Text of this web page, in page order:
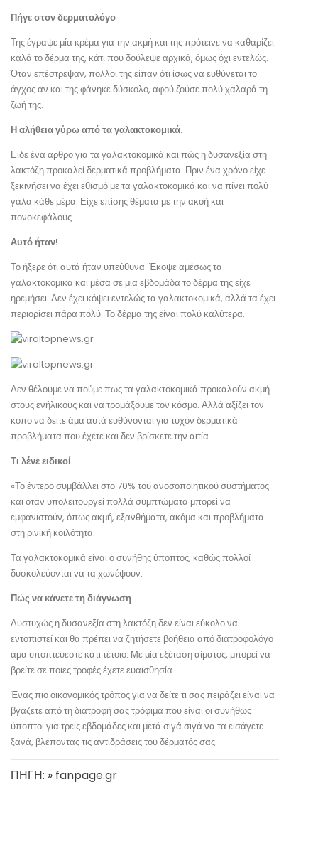
Πήγε στον δερματολόγο
Της έγραψε μία κρέμα για την ακμή και της πρότεινε να καθαρίζει
καλά το δέρμα της, κάτι που δούλεψε αρχικά, όμως όχι εντελώς.
Όταν επέστρεψαν, πολλοί της είπαν ότι ίσως να ευθύνεται το
άγχος αν και της φάνηκε δύσκολο, αφού ζούσε πολύ χαλαρά τη
ζωή της.
Η αλήθεια γύρω από τα γαλακτοκομικά.
Είδε ένα άρθρο για τα γαλακτοκομικά και πώς η δυσανεξία στη
λακτόζη προκαλεί δερματικά προβλήματα. Πριν ένα χρόνο είχε
ξεκινήσει να έχει εθισμό με τα γαλακτοκομικά και να πίνει πολύ
γάλα κάθε μέρα. Είχε επίσης θέματα με την ακοή και
πονοκεφάλους.
Αυτό ήταν!
Το ήξερε ότι αυτά ήταν υπεύθυνα. Έκοψε αμέσως τα
γαλακτοκομικά και μέσα σε μία εβδομάδα το δέρμα της είχε
ηρεμήσει. Δεν έχει κόψει εντελώς τα γαλακτοκομικά, αλλά τα έχει
περιορίσει πάρα πολύ. Το δέρμα της είναι πολύ καλύτερα.
Δεν θέλουμε να πούμε πως τα γαλακτοκομικά προκαλούν ακμή
στους ενήλικους και να τρομάξουμε τον κόσμο. Αλλά αξίζει τον
κόπο να δείτε άμα αυτά ευθύνονται για τυχόν δερματικά
προβλήματα που έχετε και δεν βρίσκετε την αιτία.
Τι λένε ειδικοί
«Το έντερο συμβάλλει στο 70% του ανοσοποιητικού συστήματος
και όταν υπολειτουργεί πολλά συμπτώματα μπορεί να
εμφανιστούν, όπως ακμή, εξανθήματα, ακόμα και προβλήματα
στη ρινική κοιλότητα.
Τα γαλακτοκομικά είναι ο συνήθης ύποπτος, καθώς πολλοί
δυσκολεύονται να τα χωνέψουν.
Πώς να κάνετε τη διάγνωση
Δυστυχώς η δυσανεξία στη λακτόζη δεν είναι εύκολο να
εντοπιστεί και θα πρέπει να ζητήσετε βοήθεια από διατροφολόγο
άμα υποπτεύεστε κάτι τέτοιο. Με μία εξέταση αίματος, μπορεί να
βρείτε σε ποιες τροφές έχετε ευαισθησία.
Ένας πιο οικονομικός τρόπος για να δείτε τι σας πειράζει είναι να
βγάζετε από τη διατροφή σας τρόφιμα που είναι οι συνήθως
ύποπτοι για τρεις εβδομάδες και μετά σιγά σιγά να τα εισάγετε
ξανά, βλέποντας τις αντιδράσεις του δέρματός σας.
ΠΗΓΗ: » fanpage.gr